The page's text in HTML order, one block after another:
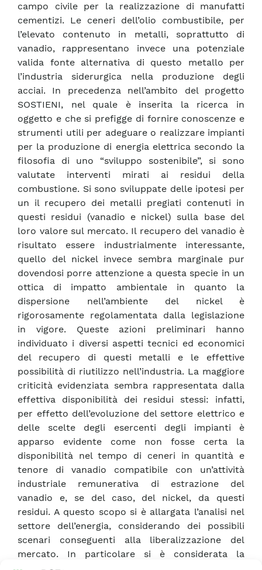
campo civile per la realizzazione di manufatti
cementizi. Le ceneri dell’olio combustibile, per
l’elevato contenuto in metalli, soprattutto di
vanadio, rappresentano invece una potenziale
valida fonte alternativa di questo metallo per
l’industria siderurgica nella produzione degli
acciai. In precedenza nell’ambito del progetto
SOSTIENI, nel quale è inserita la ricerca in
oggetto e che si prefigge di fornire conoscenze e
strumenti utili per adeguare o realizzare impianti
per la produzione di energia elettrica secondo la
filosofia di uno “sviluppo sostenibile”, si sono
valutate interventi mirati ai residui della
combustione. Si sono sviluppate delle ipotesi per
un il recupero dei metalli pregiati contenuti in
questi residui (vanadio e nickel) sulla base del
loro valore sul mercato. Il recupero del vanadio è
risultato essere industrialmente interessante,
quello del nickel invece sembra marginale pur
dovendosi porre attenzione a questa specie in un
ottica di impatto ambientale in quanto la
dispersione nell’ambiente del nickel è
rigorosamente regolamentata dalla legislazione
in vigore. Queste azioni preliminari hanno
individuato i diversi aspetti tecnici ed economici
del recupero di questi metalli e le effettive
possibilità di riutilizzo nell’industria. La maggiore
criticità evidenziata sembra rappresentata dalla
effettiva disponibilità dei residui stessi: infatti,
per effetto dell’evoluzione del settore elettrico e
delle scelte degli esercenti degli impianti è
apparso evidente come non fosse certa la
disponibilità nel tempo di ceneri in quantità e
tenore di vanadio compatibile con un’attività
industriale remunerativa di estrazione del
vanadio e, se del caso, del nickel, da questi
residui. A questo scopo si è allargata l’analisi nel
settore dell’energia, considerando dei possibili
scenari conseguenti alla liberalizzazione del
mercato. In particolare si è considerata la